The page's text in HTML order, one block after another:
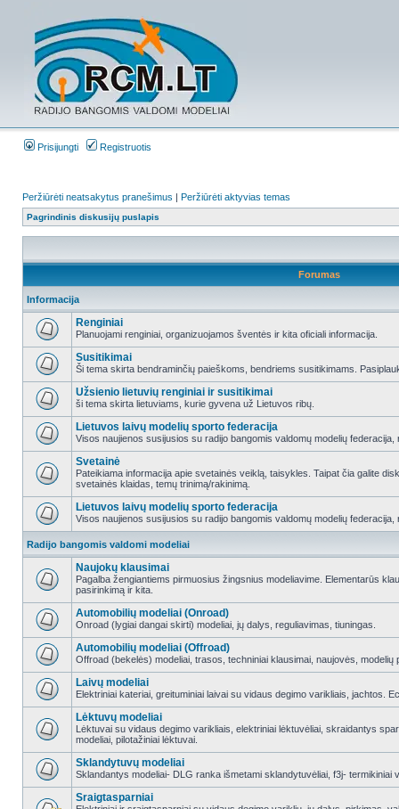
Prisijungti Registruotis
Peržiūrėti neatsakytus pranešimus | Peržiūrėti aktyvias temas
Pagrindinis diskusijų puslapis
Forumas
Informacija
Renginiai
Planuojami renginiai, organizuojamos šventės ir kita oficiali informacija.
Susitikimai
Ši tema skirta bendraminčių paieškoms, bendriems susitikimams.
Užsienio lietuvių renginiai ir susitikimai
ši tema skirta lietuviams, kurie gyvena už Lietuvos ribų.
Lietuvos laivų modelių sporto federacija
Visos naujienos susijusios su radijo bangomis valdomų modelių
Svetainė
Pateikiama informacija apie svetainės veiklą, taisykles. Taipat čia galite
svetainės klaidas, temų trinimą/rakinimą.
Lietuvos laivų modelių sporto federacija
Visos naujienos susijusios su radijo bangomis valdomų modelių
Radijo bangomis valdomi modeliai
Naujokų klausimai
Pagalba žengiantiems pirmuosius žingsnius modeliavime. Elementarūs
pasirinkimą ir kita.
Automobilių modeliai (Onroad)
Onroad (lygiai dangai skirti) modeliai, jų dalys, reguliavimas, tiuningas.
Automobilių modeliai (Offroad)
Offroad (bekelės) modeliai, trasos, techniniai klausimai, naujovės, modelių
Laivų modeliai
Elektriniai kateriai, greituminiai laivai su vidaus degimo varikliais, jachtos.
Lėktuvų modeliai
Lėktuvai su vidaus degimo varikliais, elektriniai lėktuvėliai, skraidantys
modeliai, pilotažiniai lėktuvai.
Sklandytuvų modeliai
Sklandantys modeliai- DLG ranka išmetami sklandytuvėliai, f3j-
Sraigtasparniai